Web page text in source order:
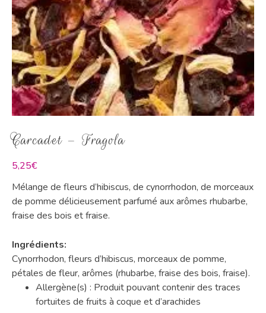
Carcadet – Fragola
5,25€
Mélange de fleurs d’hibiscus, de cynorrhodon, de morceaux
de pomme délicieusement parfumé aux arômes rhubarbe,
fraise des bois et fraise.
Ingrédients:
Cynorrhodon, fleurs d’hibiscus, morceaux de pomme,
pétales de fleur, arômes (rhubarbe, fraise des bois, fraise).
Allergène(s) : Produit pouvant contenir des traces
fortuites de fruits à coque et d’arachides